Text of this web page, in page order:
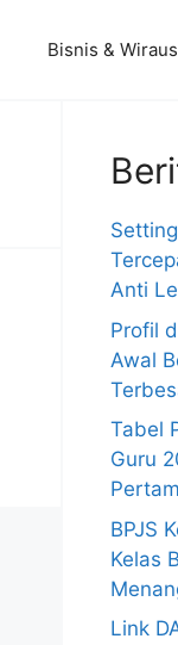
Bisnis &
Anti
Profil
Awal
Tabel
Guru
BPJS
Kelas
Link